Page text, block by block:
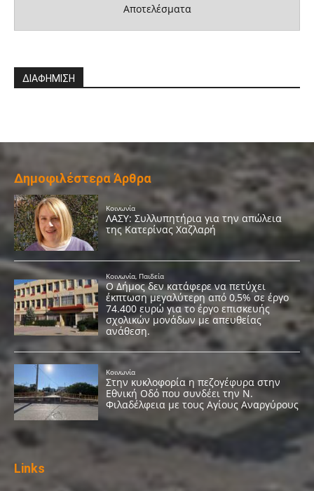
Αποτελέσματα
ΔΙΑΦΗΜΙΣΗ
Δημοφιλέστερα Άρθρα
Links